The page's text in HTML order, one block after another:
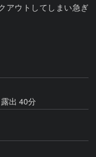
アウトしてしまい急ぎ
露出 40分